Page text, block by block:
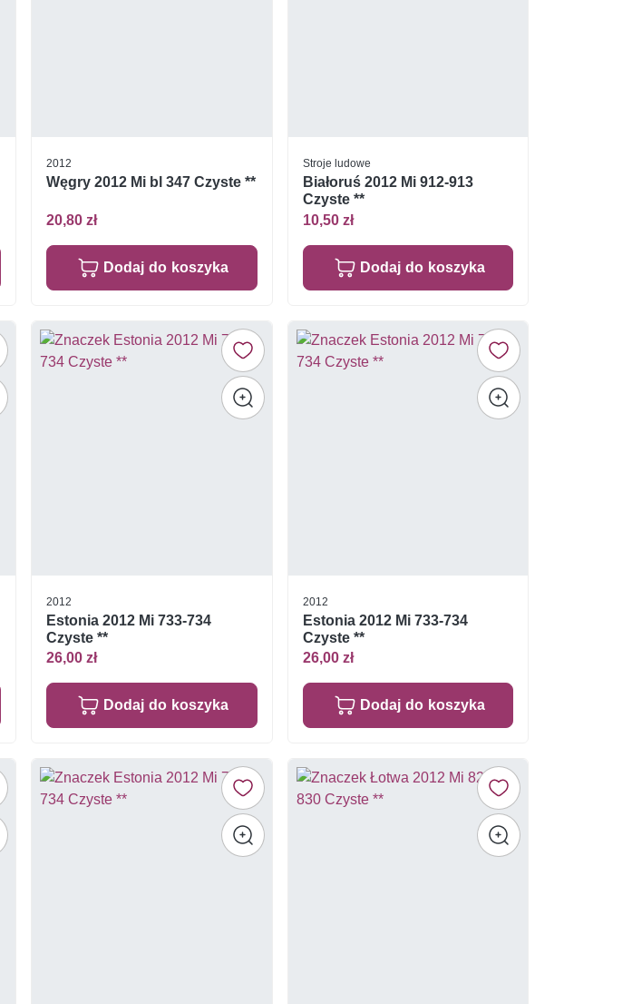
2012
Węgry 2012 Mi bl 347 Czyste **
20,80 zł
Dodaj do koszyka
Stroje ludowe
Białoruś 2012 Mi 912-913
Czyste **
10,50 zł
Dodaj do koszyka
2012
Estonia 2012 Mi 733-734
Czyste **
26,00 zł
Dodaj do koszyka
2012
Estonia 2012 Mi 733-734
Czyste **
26,00 zł
Dodaj do koszyka